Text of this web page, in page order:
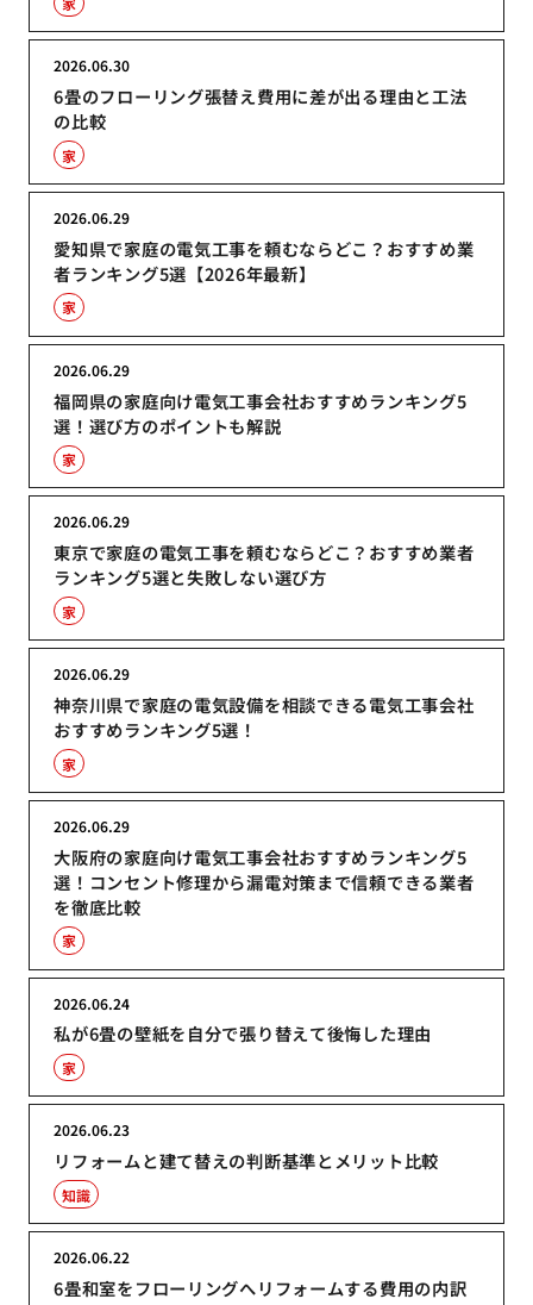
6畳のフローリング張替え費用に差が出る理由と工法
の比較
2026.06.30
家
愛知県で家庭の電気工事を頼むならどこ？おすすめ業
者ランキング5選【2026年最新】
2026.06.29
家
福岡県の家庭向け電気工事会社おすすめランキング5
選！選び方のポイントも解説
2026.06.29
家
東京で家庭の電気工事を頼むならどこ？おすすめ業者
ランキング5選と失敗しない選び方
2026.06.29
家
神奈川県で家庭の電気設備を相談できる電気工事会社
おすすめランキング5選！
2026.06.29
家
大阪府の家庭向け電気工事会社おすすめランキング5
選！コンセント修理から漏電対策まで信頼できる業者
を徹底比較
2026.06.29
家
私が6畳の壁紙を自分で張り替えて後悔した理由
2026.06.24
家
リフォームと建て替えの判断基準とメリット比較
2026.06.23
知識
6畳和室をフローリングへリフォームする費用の内訳
2026.06.22